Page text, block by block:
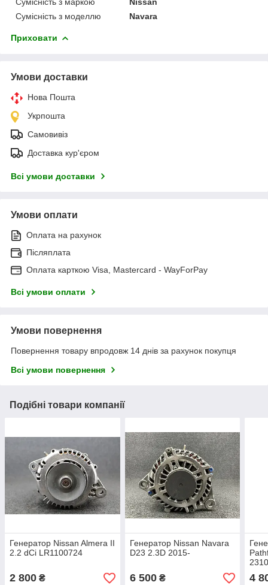
Сумісність з моделлю
Navara
Приховати
Умови доставки
Нова Пошта
Укрпошта
Самовивіз
Доставка кур'єром
Всі умови доставки
Умови оплати
Оплата на рахунок
Післяплата
Оплата карткою Visa, Mastercard - WayForPay
Всі умови оплати
Умови повернення
Повернення товару впродовж 14 днів за рахунок покупця
Всі умови повернення
Подібні товари компанії
Генератор Nissan Almera II
2.2 dCi LR1100724
2 800 ₴
Генератор Nissan Navara
D23 2.3D 2015-
6 500₴ 4